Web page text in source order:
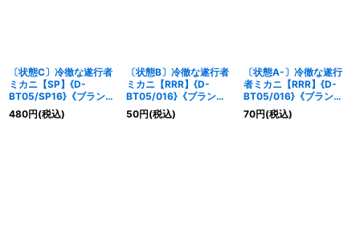
〔状態C〕冷徹な遂行者
ミカニ【SP】{D-
BT05/SP16}《ブラント
ゲート/ダークステイ
ツ》
480円(税込)
〔状態B〕冷徹な遂行者
ミカニ【RRR】{D-
BT05/016}《ブラント
ゲート/ダークステイ
ツ》
50円(税込)
〔状態A-〕冷徹な遂行
者ミカニ【RRR】{D-
BT05/016}《ブラント
ゲート/ダークステイ
ツ》
70円(税込)